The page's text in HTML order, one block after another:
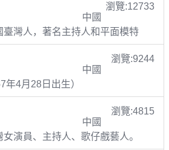
瀏覽:12733
中國
臺灣人，著名主持人和平面模特
瀏覽:9244
中國
年4月28日出生）
瀏覽:4815
中國
演員、主持人、歌仔戲藝人。